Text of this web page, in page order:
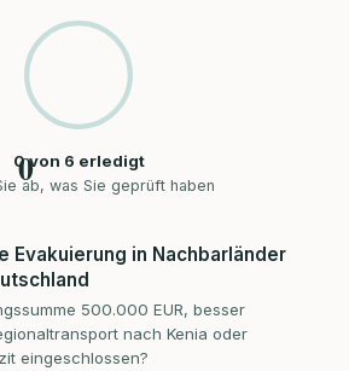
0
0von 6 erledigt
ab, was Sie geprüft haben
Evakuierung in Nachbarländer
500.000 EUR, besser
nach Kenia oder
eingeschlossen?